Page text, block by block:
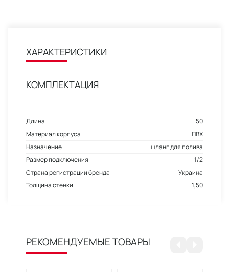
ХАРАКТЕРИСТИКИ
КОМПЛЕКТАЦИЯ
Длина
50
Материал корпуса
ПВХ
Назначение
шланг для полива
Размер подключения
1/2
Страна регистрации бренда
Украина
Толщина стенки
1,50
РЕКОМЕНДУЕМЫЕ ТОВАРЫ